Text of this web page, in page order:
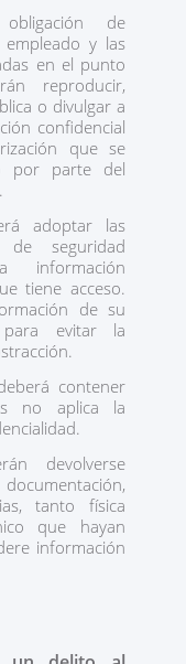
de
empleado y las
en el punto
reproducir,
o divulgar a
confidencial
que se
por parte del
adoptar las
de seguridad
tiene acceso.
de su
para evitar la
contener
no aplica la
devolverse
tanto física
que hayan
información